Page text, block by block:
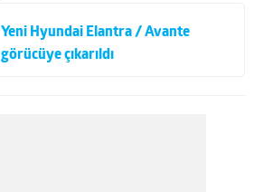
Yeni Hyundai Elantra / Avante
görücüye çıkarıldı